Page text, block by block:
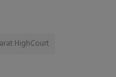
HighCourt